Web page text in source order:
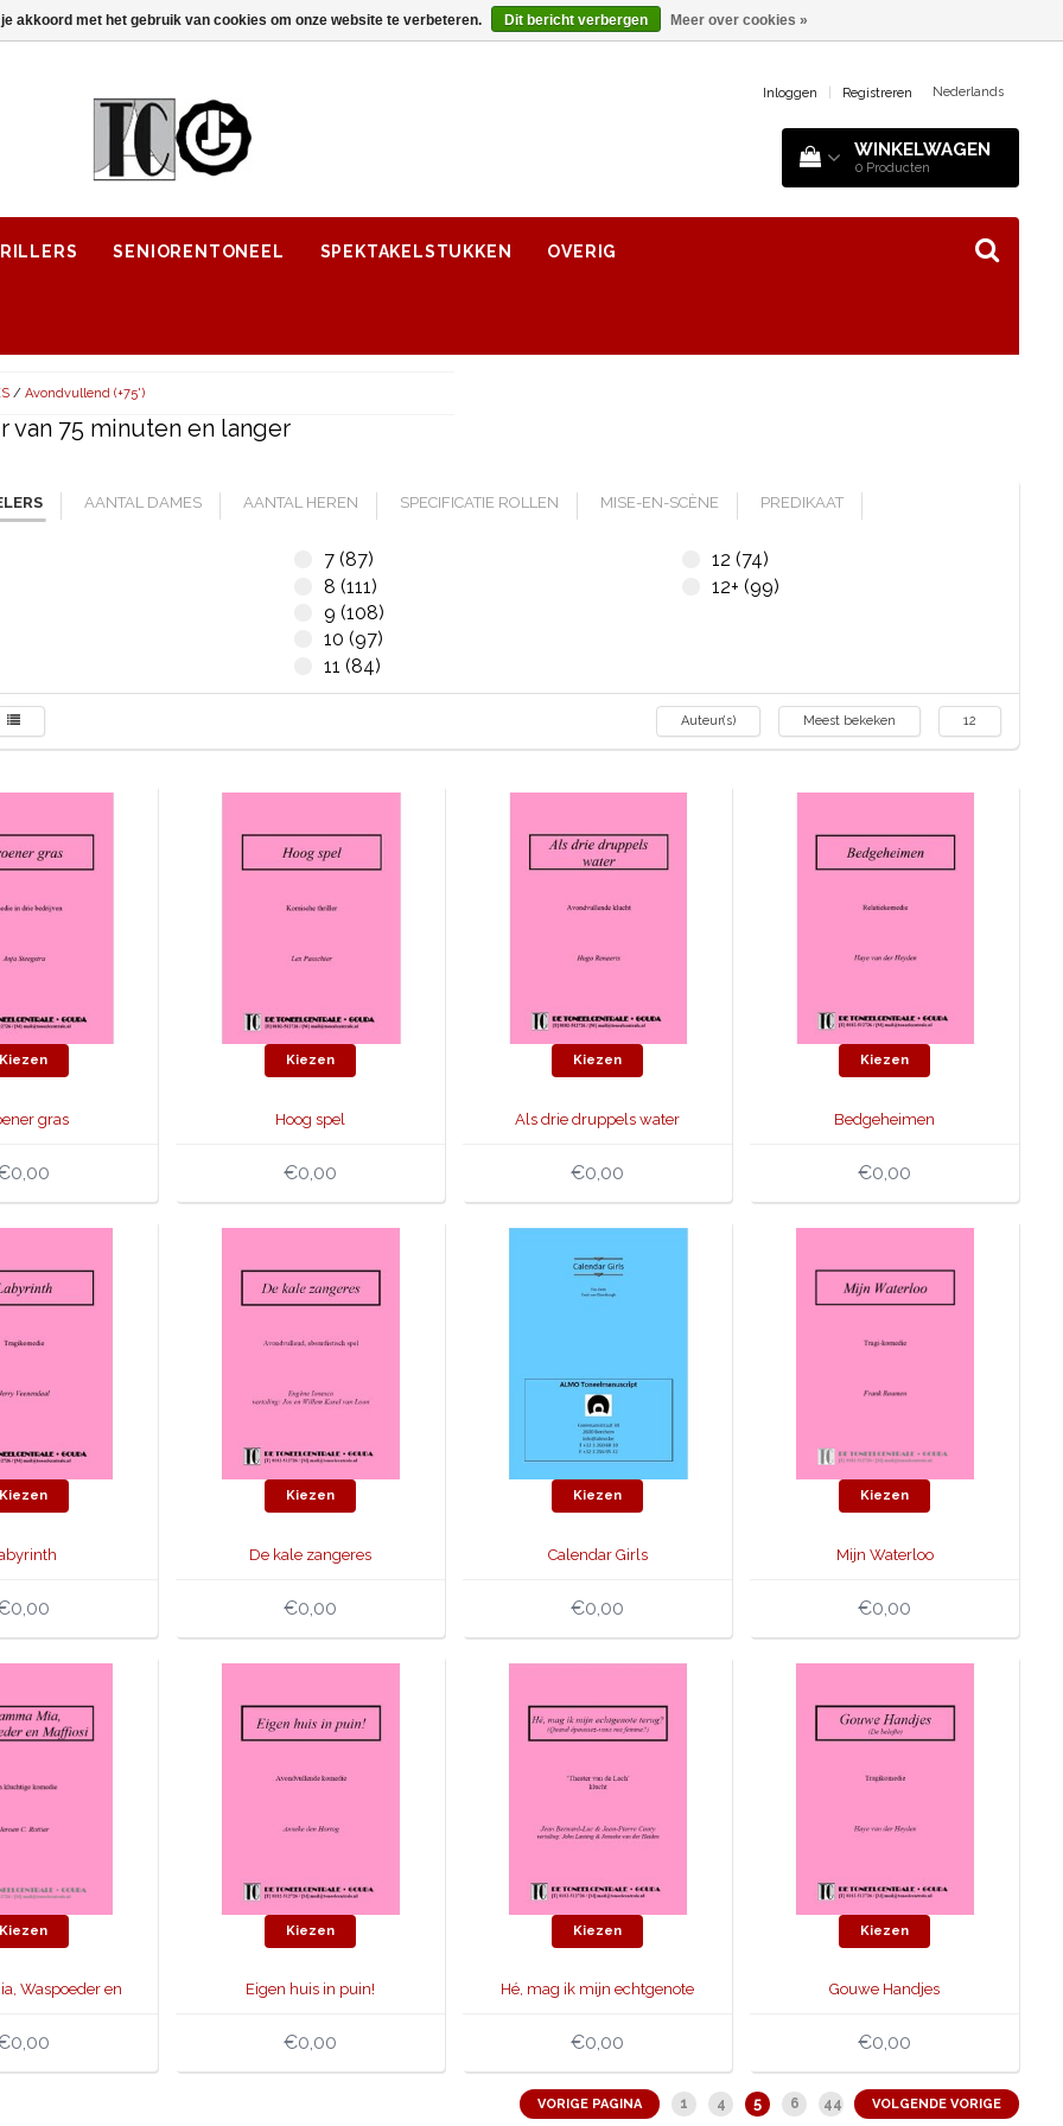
Inloggen Registreren Nederlands
WINKELWAGEN
0 Producten
SENIORENTONEEL SPEKTAKELSTUKKEN OVERIG
/ Avondvullend (+75')
van 75 minuten en langer
AANTAL DAMES AANTAL HEREN SPECIFICATIE ROLLEN MISE-EN-SCÈNE PREDIKAAT
7 (87)
8 (111)
9 (108)
10 (97)
11 (84)
12 (74)
12+ (99)
Auteur(s) Meest bekeken 12
Kiezen
gras
Kiezen
Hoog spel
€0,00
Kiezen
Als drie druppels water
€0,00
Kiezen
Bedgeheimen
€0,00
Kiezen Kiezen
De kale zangeres
€0,00
Kiezen
Calendar Girls
€0,00
Kiezen
Mijn Waterloo
€0,00
Kiezen
Waspoeder en
Kiezen
Eigen huis in puin!
€0,00
Kiezen
Hé, mag ik mijn echtgenote
€0,00
Kiezen
Gouwe Handjes
€0,00
VORIGE PAGINA 1 4 5 6 44 VOLGENDE VORIGE
akkoord met het gebruik van cookies om onze website te verbeteren. Dit bericht verbergen Meer over cookies »